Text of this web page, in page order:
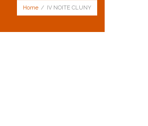
Home / IV NOITE CLUNY